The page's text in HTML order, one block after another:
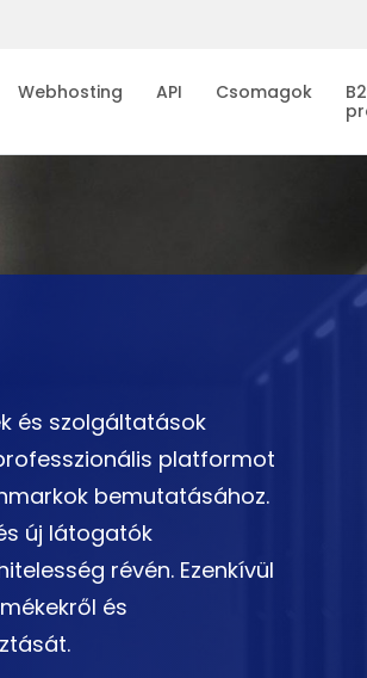
Webhosting API Csomagok
és szolgáltatások
platformot
bemutatásához.
új látogatók
révén. Ezenkívül
és